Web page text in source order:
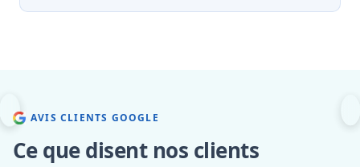
AVIS CLIENTS GOOGLE
Ce que disent nos clients